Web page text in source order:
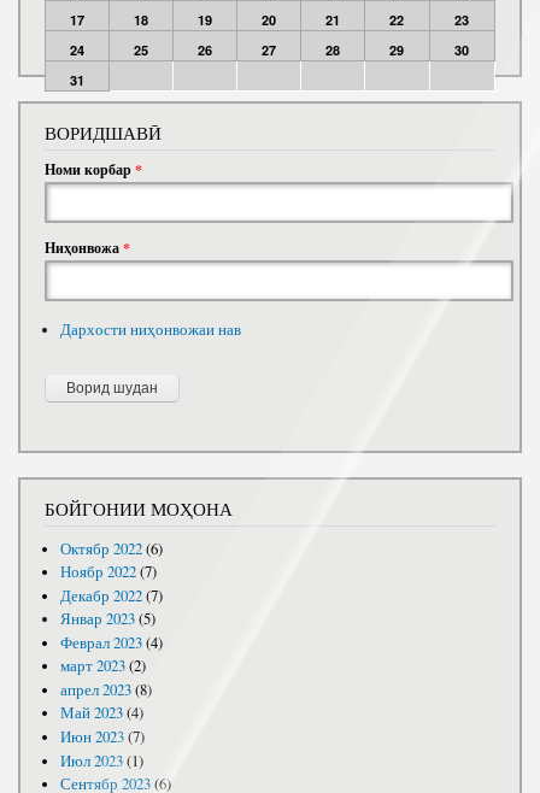
17
18 19 20 21 22
23
24
25 26 27 28 29
30
31
ВОРИДШАВӢ
Номи корбар*
Ниҳонвожа*
Дархости ниҳонвожаи нав
БОЙГОНИИ МОҲОНА
Октябр 2022(6)
Ноябр 2022(7)
Декабр 2022(7)
Январ 2023(5)
Феврал 2023(4)
март 2023(2)
апрел 2023(8)
Май 2023(4)
Июн 2023(7)
Июл 2023(1)
Сентябр 2023(6)